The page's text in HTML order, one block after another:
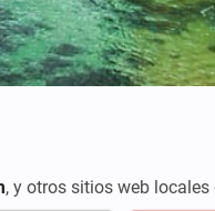
, y otros sitios web locales